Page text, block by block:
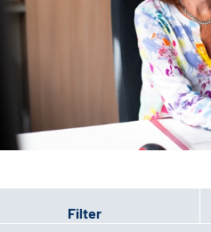
Gebärdensprache
Leichte Sprache
Filter